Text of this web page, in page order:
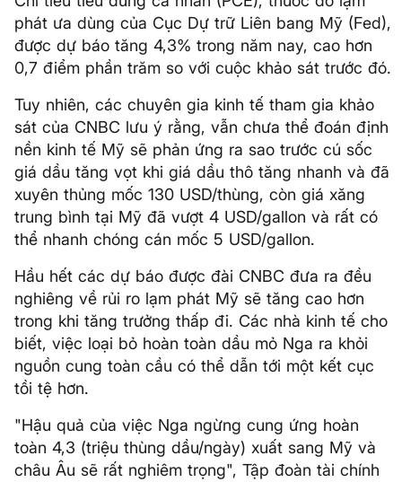
phát ưa dùng của Cục Dự trữ Liên bang Mỹ (Fed),
được dự báo tăng 4,3% trong năm nay, cao hơn
0,7 điểm phần trăm so với cuộc khảo sát trước đó.
Tuy nhiên, các chuyên gia kinh tế tham gia khảo
sát của CNBC lưu ý rằng, vẫn chưa thể đoán định
nền kinh tế Mỹ sẽ phản ứng ra sao trước cú sốc
giá dầu tăng vọt khi giá dầu thô tăng nhanh và đã
xuyên thủng mốc 130 USD/thùng, còn giá xăng
trung bình tại Mỹ đã vượt 4 USD/gallon và rất có
thể nhanh chóng cán mốc 5 USD/gallon.
Hầu hết các dự báo được đài CNBC đưa ra đều
nghiêng về rủi ro lạm phát Mỹ sẽ tăng cao hơn
trong khi tăng trưởng thấp đi. Các nhà kinh tế cho
biết, việc loại bỏ hoàn toàn dầu mỏ Nga ra khỏi
nguồn cung toàn cầu có thể dẫn tới một kết cục
tồi tệ hơn.
"Hậu quả của việc Nga ngừng cung ứng hoàn
toàn 4,3 (triệu thùng dầu/ngày) xuất sang Mỹ và
châu Âu sẽ rất nghiêm trọng", Tập đoàn tài chính